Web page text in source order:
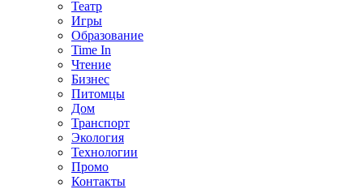
Театр
Игры
Образование
Time In
Чтение
Бизнес
Питомцы
Дом
Транспорт
Экология
Технологии
Промо
Контакты